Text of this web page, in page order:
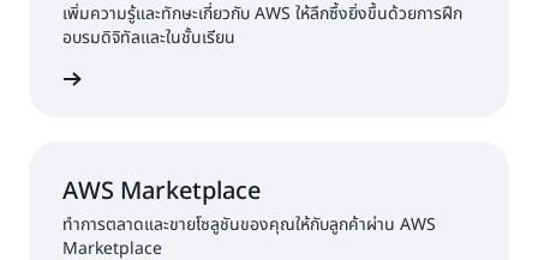
เพิ่มความรู้และทักษะเกี่ยวกับ AWS ให้ลึกซึ้งยิ่งขึ้นด้วยการฝึก
อบรมดิจิทัลและในชั้นเรียน
AWS Marketplace
ทำการตลาดและขายโซลูชันของคุณให้กับลูกค้าผ่าน AWS
Marketplace